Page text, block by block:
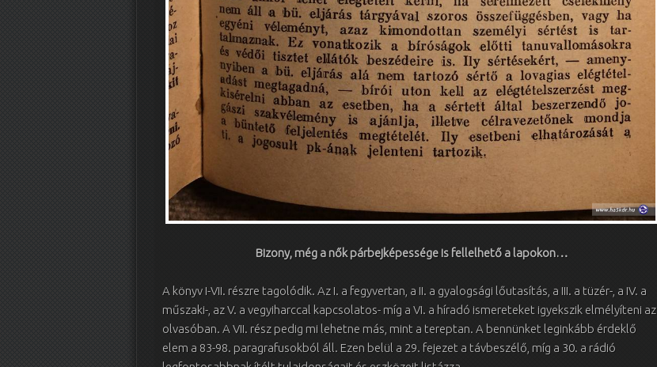
Bizony, még a nők párbejképessége is fellelhető a lapokon…
A könyv I-VII. részre tagolódik. Az I. a fegyvertan, a II. a gyalogsági lőutasítás, a III. a tüzér-, a IV. a
műszaki-, az V. a vegyiharccal kapcsolatos- míg a VI. a híradó ismereteket igyekszik elmélyíteni az
olvasóban. A VII. rész pedig mi lehetne más, mint a tereptan. A bennünket leginkább érdeklő
elem a 83-98. paragrafusokból áll. Ezen belül a 29. fejezet a távbeszélő, míg a 30. a rádió